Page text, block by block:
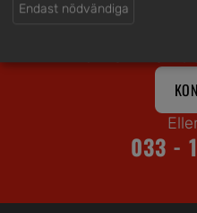
033 -
Endast nödvändiga